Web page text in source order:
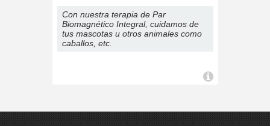
Con nuestra terapia de Par
Biomagnético Integral, cuidamos de
tus mascotas u otros animales como
caballos, etc.